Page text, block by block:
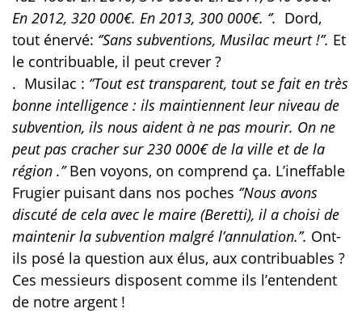
En 2012, 320 000€. En 2013, 300 000€. ‘’. Dord,
tout énervé: ‘’Sans subventions, Musilac meurt !’’. Et
le contribuable, il peut crever ?
. Musilac : ‘’Tout est transparent, tout se fait en très
bonne intelligence : ils maintiennent leur niveau de
subvention, ils nous aident à ne pas mourir. On ne
peut pas cracher sur 230 000€ de la ville et de la
région .’’Ben voyons, on comprend ça. L’ineffable
Frugier puisant dans nos poches ‘’Nous avons
discuté de cela avec le maire (Beretti), il a choisi de
maintenir la subvention malgré l’annulation.’’. Ont-
ils posé la question aux élus, aux contribuables ?
Ces messieurs disposent comme ils l’entendent
de notre argent !